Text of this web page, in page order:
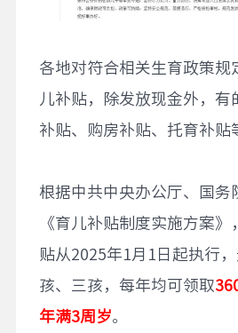
各地对符合相关生育政策规
儿补贴，除发放现金外，有
补贴、购房补贴、托育补贴
根据中共中央办公厅、国务
《育儿补贴制度实施方案
贴从2025年1月1日起执行
孩、三孩，每年均可领取
年满3周岁。